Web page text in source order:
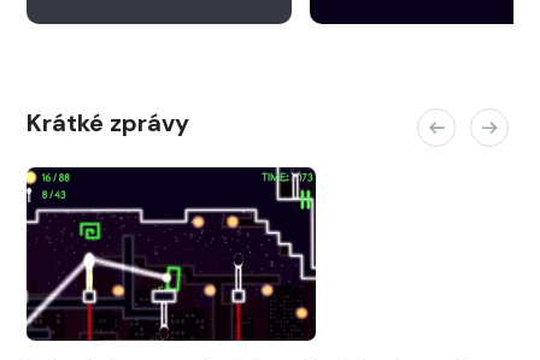
Krátké zprávy